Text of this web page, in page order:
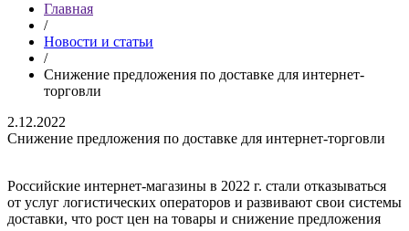
Главная
/
Новости и статьи
/
Снижение предложения по доставке для интернет-
торговли
2.12.2022
Снижение предложения по доставке для интернет-торговли
Российские интернет-магазины в 2022 г. стали отказываться
от услуг логистических операторов и развивают свои системы
доставки, что рост цен на товары и снижение предложения